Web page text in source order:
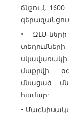
ճնշում,
• ԶԼՄ-
մաքրվի
մնացած
համար:
•